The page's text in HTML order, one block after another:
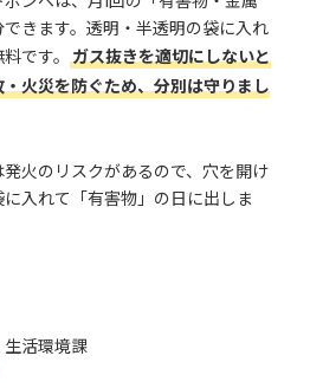
きます。透明・半透明の袋に入れ
です。ガス抜きを適切にしないと
火災を防ぐため、分別は守りまし
火のリスクがあるので、穴を開け
入れて「有害物」の日に出しま
活環境課